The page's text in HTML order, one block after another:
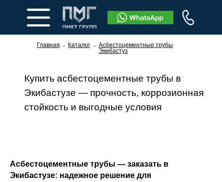
Главная Каталог
→
Асбестоцементные трубы
Экибастуз
→
Купить асбестоцементные трубы в
Экибастузе — прочность, коррозионная
стойкость и выгодные условия
Асбестоцементные трубы — заказать в
Экибастузе: надежное решение для